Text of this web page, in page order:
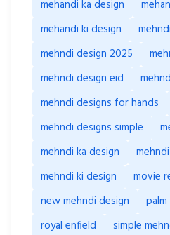
mehandi ka design
mehandi ki design
mehndi
mehndi design 2025
mehndi design eid
mehndi designs for hands
mehndi designs simple
mehndi ka design
mehndi ki design
movie
new mehndi design
royal enfield
simple